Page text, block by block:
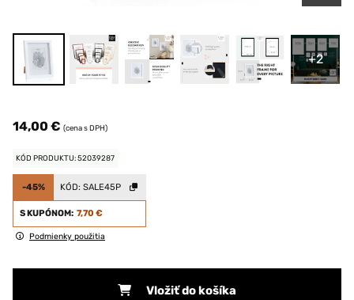
+2
14,00 € (cena s DPH)
KÓD PRODUKTU: 52039287
-45% KÓD: SALE45P
S KUPÓNOM: 7,70 €
Podmienky použitia
Vložiť do košíka